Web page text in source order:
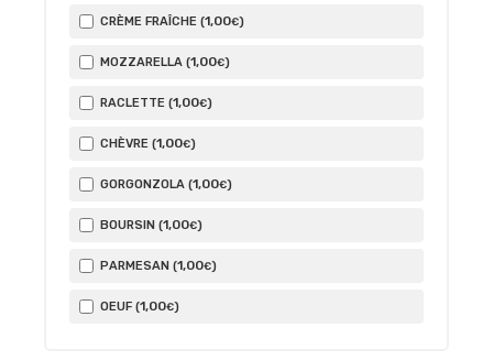
CRÈME FRAÎCHE (1,00€)
MOZZARELLA (1,00€)
RACLETTE (1,00€)
CHÈVRE (1,00€)
GORGONZOLA (1,00€)
BOURSIN (1,00€)
PARMESAN (1,00€)
OEUF (1,00€)